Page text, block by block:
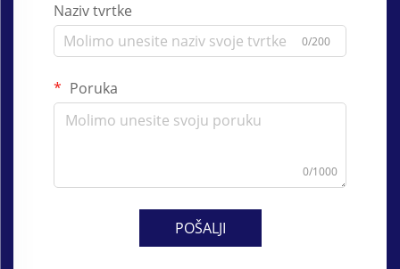
Naziv tvrtke
0/200
Poruka
0/1000
POŠALJI